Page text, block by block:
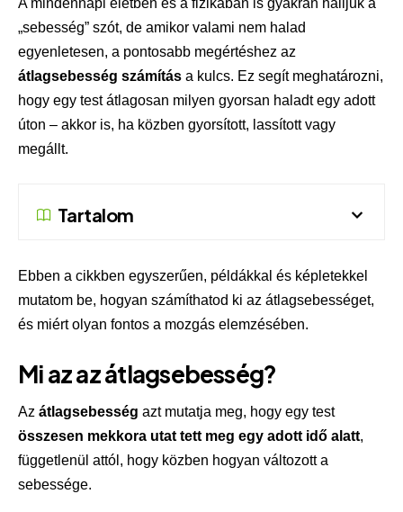
„sebesség” szót, de amikor valami nem halad
egyenletesen, a pontosabb megértéshez az
átlagsebesség számítás a kulcs. Ez segít meghatározni,
hogy egy test átlagosan milyen gyorsan haladt egy adott
úton – akkor is, ha közben gyorsított, lassított vagy
megállt.
Tartalom
Ebben a cikkben egyszerűen, példákkal és képletekkel
mutatom be, hogyan számíthatod ki az átlagsebességet,
és miért olyan fontos a mozgás elemzésében.
Mi az az átlagsebesség?
Az átlagsebesség azt mutatja meg, hogy egy test
összesen mekkora utat tett meg egy adott idő alatt,
függetlenül attól, hogy közben hogyan változott a
sebessége.